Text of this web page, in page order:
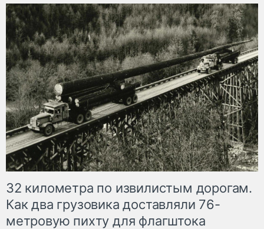
32 километра по извилистым дорогам.
Как два грузовика доставляли 76-
метровую пихту для флагштока